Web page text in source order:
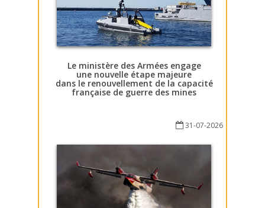
Le ministère des Armées engage
une nouvelle étape majeure
dans le renouvellement de la capacité
française de guerre des mines
31-07-2026